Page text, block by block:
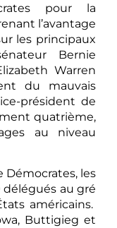
pour la
l’avantage
les principaux
Bernie
Warren
du mauvais
président de
quatrième,
au niveau
Démocrates, les
au gré
américains.
Buttigieg et